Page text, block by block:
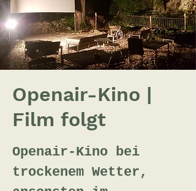
Openair-Kino |
Film folgt
Openair-Kino bei
trockenem Wetter,